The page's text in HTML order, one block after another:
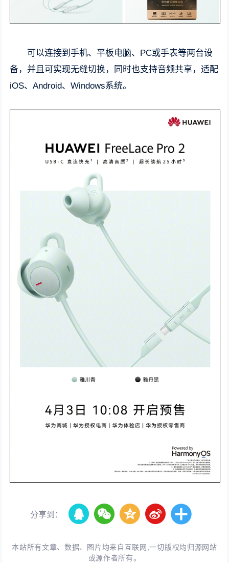
可以连接到手机、平板电脑、PC或手表等两台设
备，并且可实现无缝切换，同时也支持音频共享，适配
iOS、Android、Windows系统。
分享到：
本站所有文章、数据、图片均来自互联网,一切版权均归源网站
或源作者所有。